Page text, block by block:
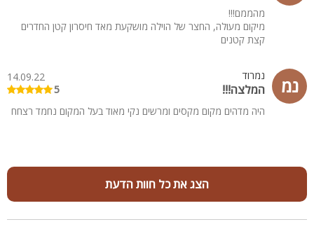
מהממם!!!
מיקום מעולה, החצר של הוילה מושקעת מאד חיסרון קטן החדרים
קצת קטנים
נמ נמרוד
המלצה!!!
14.09.22
5
היה מדהים מקום מקסים ומרשים נקי מאוד בעל המקום נחמד רצחח
הצג את כל חוות הדעת